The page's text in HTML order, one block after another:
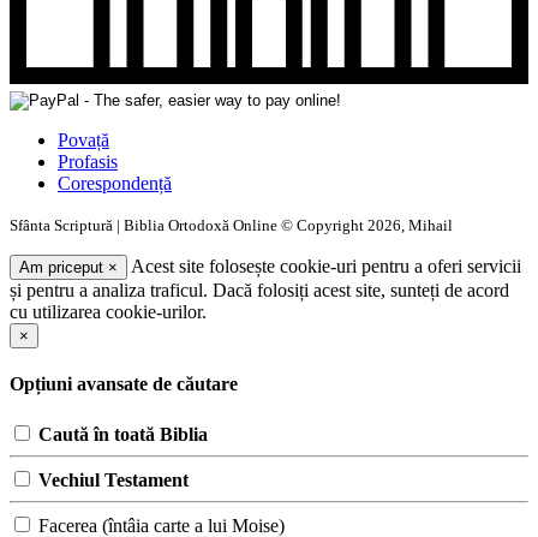
Povață
Profasis
Corespondență
Sfânta Scriptură | Biblia Ortodoxă Online © Copyright 2026, Mihail
Am priceput ×
Acest site folosește cookie-uri pentru a oferi servicii
și pentru a analiza traficul. Dacă folosiți acest site, sunteți de acord
cu utilizarea cookie-urilor.
×
Opțiuni avansate de căutare
Caută în toată Biblia
Vechiul Testament
Facerea (întâia carte a lui Moise)